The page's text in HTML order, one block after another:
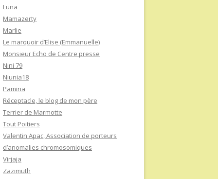
Luna
Mamazerty
Marlie
Le marquoir d’Elise (Emmanuelle)
Monsieur Echo de Centre presse
Nini 79
Niunia18
Pamina
Réceptacle, le blog de mon père
Terrier de Marmotte
Tout Poitiers
Valentin Apac, Association de porteurs
d’anomalies chromosomiques
Virjaja
Zazimuth